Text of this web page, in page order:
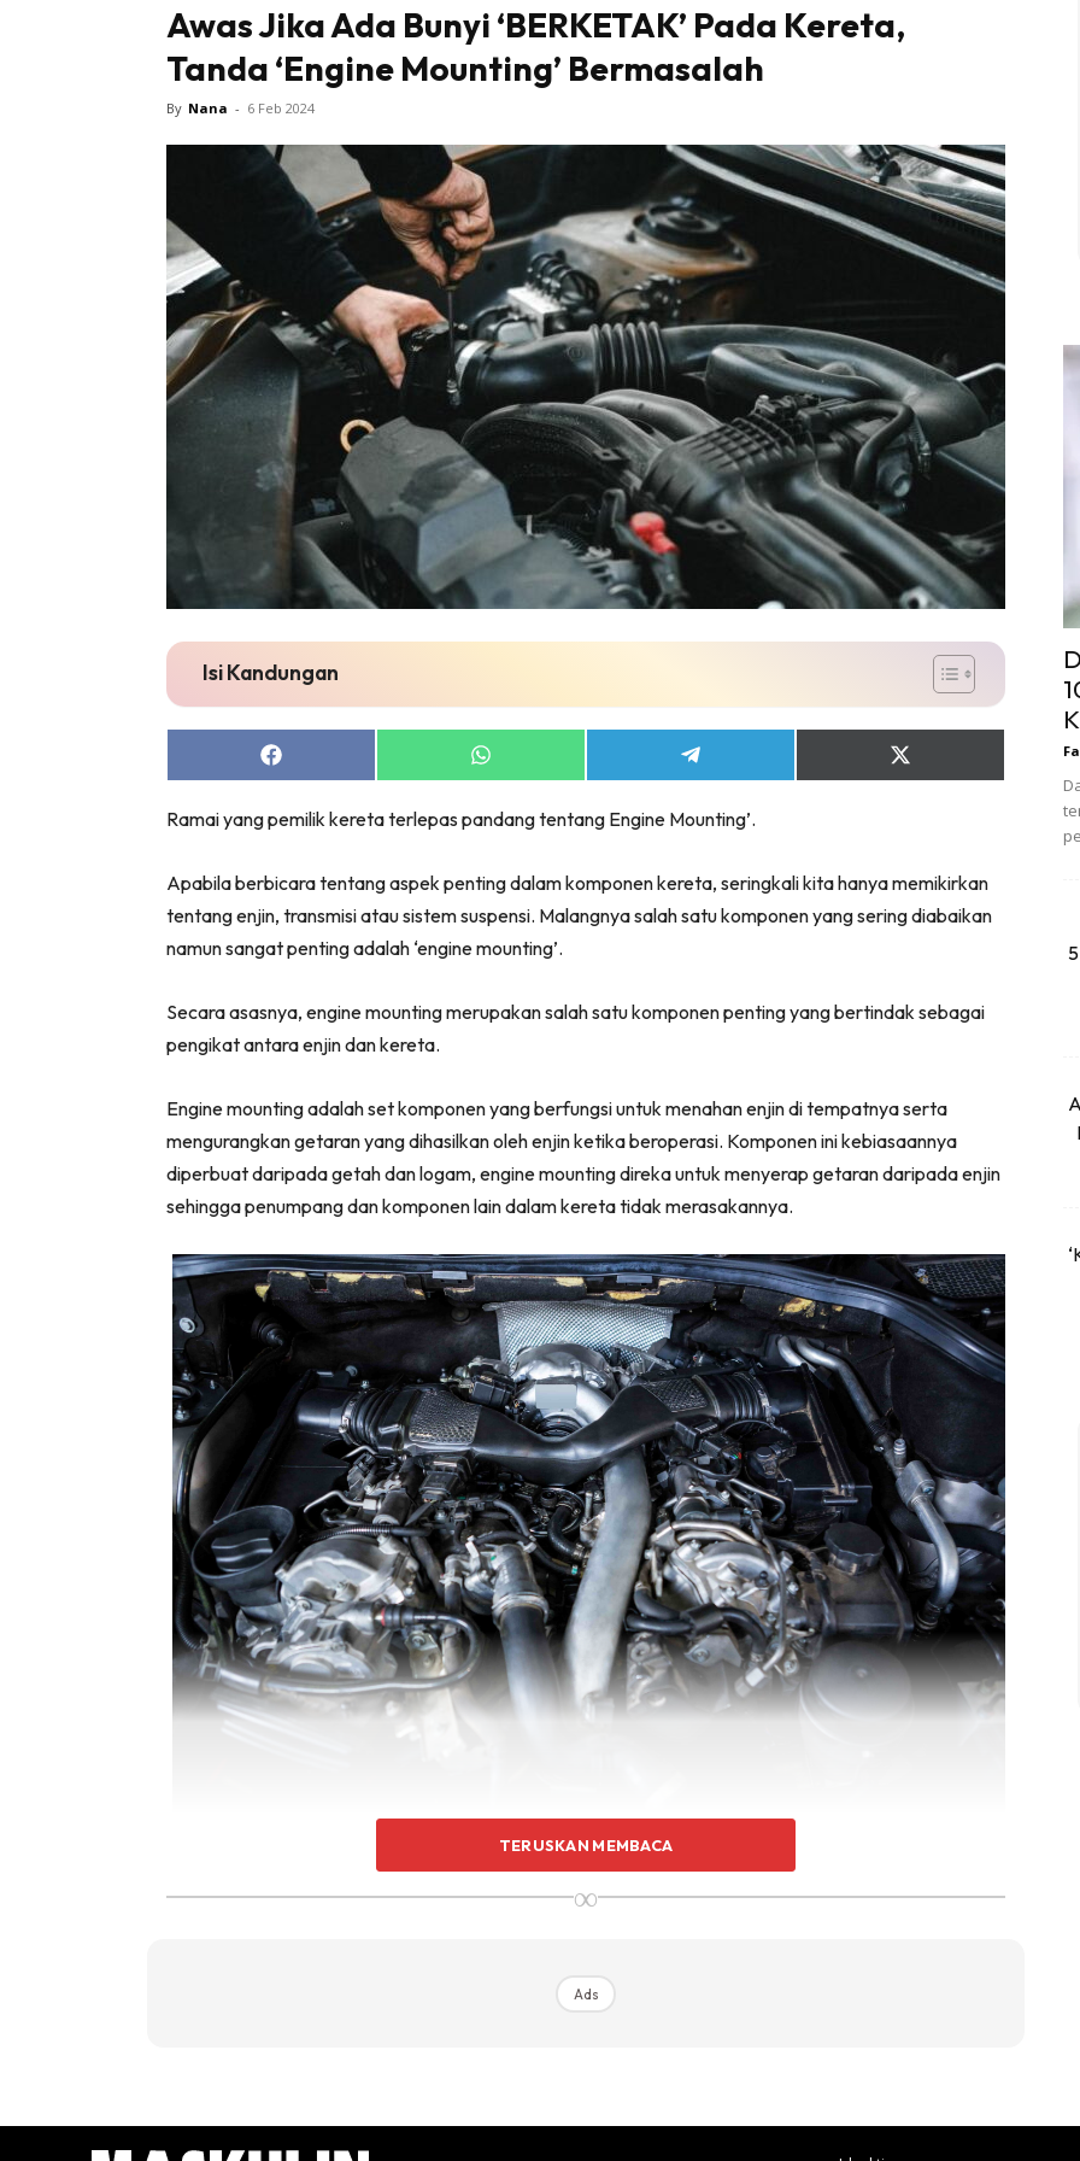
Awas Jika Ada Bunyi ‘BERKETAK’ Pada Kereta,
Tanda ‘Engine Mounting’ Bermasalah
By Nana - 6 Feb 2024
Isi Kandungan
Share
on
Share
on
Share
on
Share
on
Ramai yang pemilik kereta terlepas pandang tentang Engine Mounting’.
Apabila berbicara tentang aspek penting dalam komponen kereta, seringkali kita hanya memikirkan
tentang enjin, transmisi atau sistem suspensi. Malangnya salah satu komponen yang sering diabaikan
namun sangat penting adalah ‘engine mounting’.
Secara asasnya, engine mounting merupakan salah satu komponen penting yang bertindak sebagai
pengikat antara enjin dan kereta.
Engine mounting adalah set komponen yang berfungsi untuk menahan enjin di tempatnya serta
mengurangkan getaran yang dihasilkan oleh enjin ketika beroperasi. Komponen ini kebiasaannya
diperbuat daripada getah dan logam, engine mounting direka untuk menyerap getaran daripada enjin
sehingga penumpang dan komponen lain dalam kereta tidak merasakannya.
komponen lain.
TERUSKAN MEMBACA
∞
Ads